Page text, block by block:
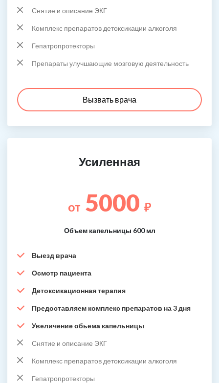
Снятие и описание ЭКГ
Комплекс препаратов детоксикации алкоголя
Гепатропротекторы
Препараты улучшающие мозговую деятельность
Вызвать врача
Усиленная
от 5000 ₽
Объем капельницы 600 мл
Выезд врача
Осмотр пациента
Детоксикационная терапия
Предоставляем комплекс препаратов на 3 дня
Увеличение обьема капельницы
Снятие и описание ЭКГ
Комплекс препаратов детоксикации алкоголя
Гепатропротекторы